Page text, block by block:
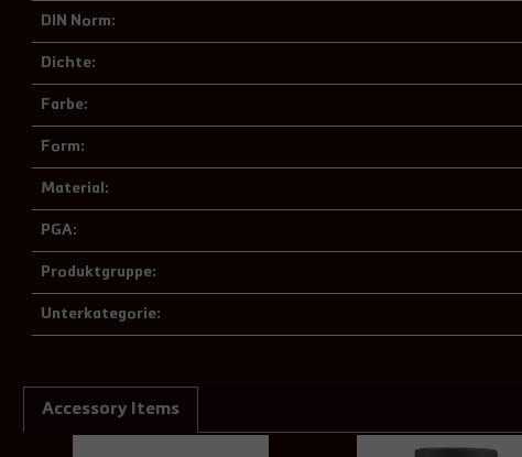
DIN Norm:
Dichte:
Farbe:
Form:
Material:
PGA:
Produktgruppe:
Unterkategorie:
Accessory Items